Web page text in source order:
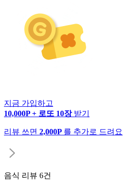
지금 가입하고
10,000P + 로또 10장 받기
리뷰 쓰면 2,000P 를 추가로 드려요
음식 리뷰 6건